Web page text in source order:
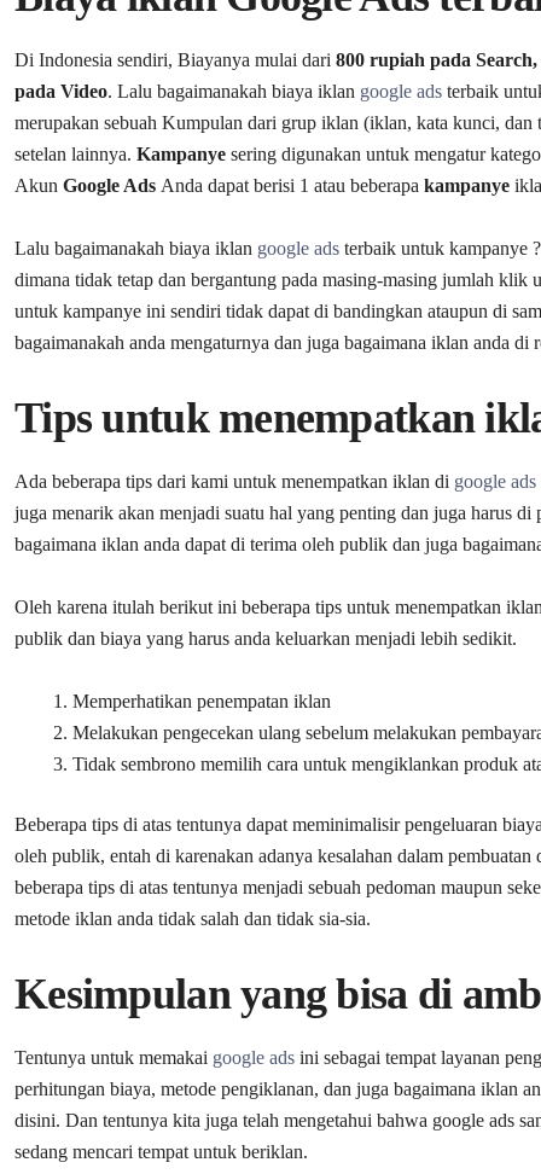
Di Indonesia sendiri, Biayanya mulai dari 800 rupiah pada
pada Video. Lalu bagaimanakah biaya iklan google ads terbaik
merupakan sebuah Kumpulan dari grup iklan (iklan, kata kunci, dan
setelan lainnya. Kampanye sering digunakan untuk mengatur
Akun Google Ads Anda dapat berisi 1 atau beberapa kampanye
Lalu bagaimanakah biaya iklan google ads terbaik untuk kampanye
dimana tidak tetap dan bergantung pada masing-masing jumlah
untuk kampanye ini sendiri tidak dapat di bandingkan ataupun di
bagaimanakah anda mengaturnya dan juga bagaimana iklan anda di
Tips untuk menempatkan
Ada beberapa tips dari kami untuk menempatkan iklan di google ads
juga menarik akan menjadi suatu hal yang penting dan juga harus
bagaimana iklan anda dapat di terima oleh publik dan juga
Oleh karena itulah berikut ini beberapa tips untuk menempatkan
publik dan biaya yang harus anda keluarkan menjadi lebih sedikit.
Memperhatikan penempatan iklan
Melakukan pengecekan ulang sebelum melakukan
Tidak sembrono memilih cara untuk mengiklankan produk
Beberapa tips di atas tentunya dapat meminimalisir pengeluaran
oleh publik, entah di karenakan adanya kesalahan dalam
beberapa tips di atas tentunya menjadi sebuah pedoman maupun
metode iklan anda tidak salah dan tidak sia-sia.
Kesimpulan yang bisa di
Tentunya untuk memakai google ads ini sebagai tempat layanan
perhitungan biaya, metode pengiklanan, dan juga bagaimana iklan
disini. Dan tentunya kita juga telah mengetahui bahwa google ads
sedang mencari tempat untuk beriklan.